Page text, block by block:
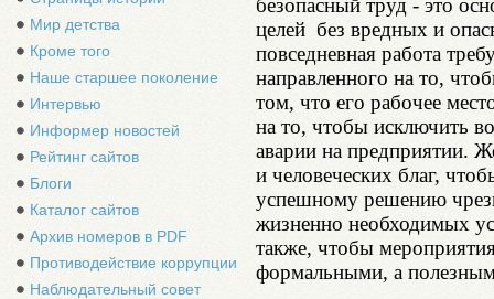
Мир детства
Кроме того
Наше старшее поколение
Интервью
Информер новостей
Рейтинг сайтов
Блоги
Каталог сайтов
Архив номеров в PDF
Противодействие коррупции
Наблюдательный совет
безопасный труд - это
целей без вредных и
повседневная работа
направленного на то,
том, что его рабочее
на то, чтобы исключить
аварии на предприятии.
и человеческих благ,
успешному решению
жизненно необходимых
также, чтобы
формальными, а